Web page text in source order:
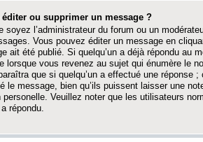
ou supprimer un message ?
soyez l’administrateur du forum ou un
Vous pouvez éditer un message en
ait été publié. Si quelqu’un a déjà répondu au
lorsque vous revenez au sujet qui énumère le
que si quelqu’un a effectué une réponse
le message, bien qu’ils puissent laisser une
Veuillez noter que les utilisateurs
répondu.